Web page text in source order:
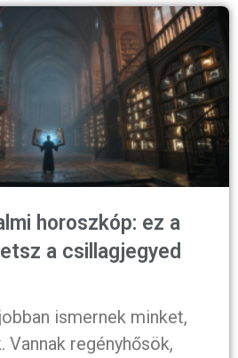
horoszkóp: ez a
a csillagjegyed
ismernek minket,
Vannak regényhősök,